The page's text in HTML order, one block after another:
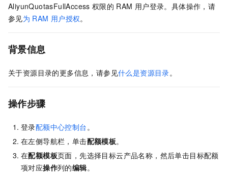
AliyunQuotasFullAccess 权限的 RAM 用户登录。具体操作，请
参见为 RAM 用户授权。
背景信息
关于资源目录的更多信息，请参见什么是资源目录。
操作步骤
登录配额中心控制台。
在左侧导航栏，单击配额模板。
在配额模板页面，先选择目标云产品名称，然后单击目标配额
项对应操作列的编辑。